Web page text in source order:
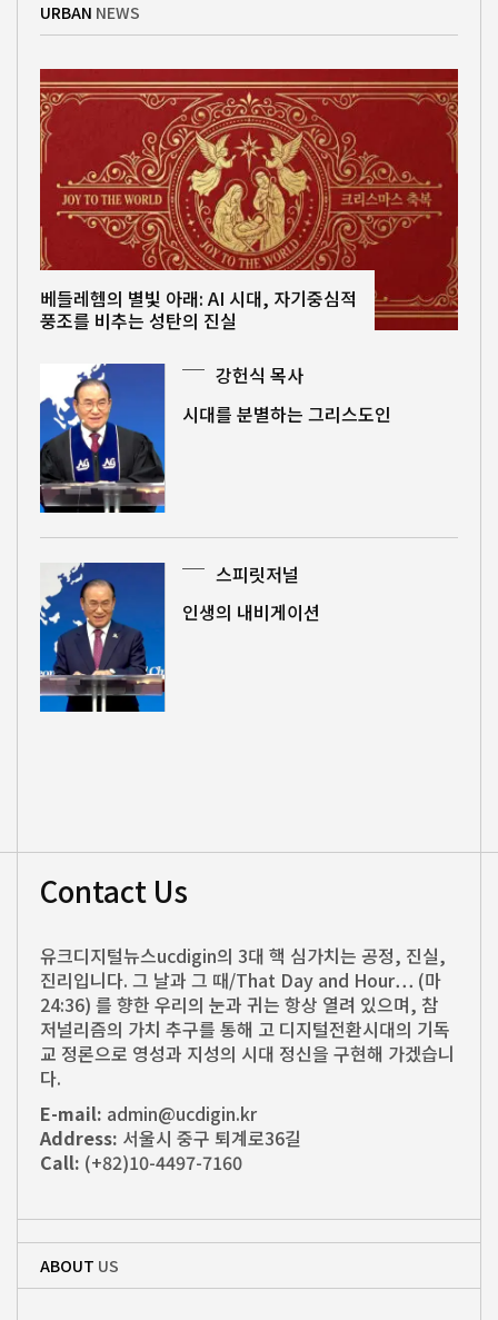
URBAN NEWS
베들레헴의 별빛 아래: AI 시대, 자기중심적
풍조를 비추는 성탄의 진실
강헌식 목사
시대를 분별하는 그리스도인
스피릿저널
인생의 내비게이션
Contact Us
유크디지털뉴스ucdigin의 3대 핵 심가치는 공정, 진실,
진리입니다. 그 날과 그 때/That Day and Hour… (마
24:36) 를 향한 우리의 눈과 귀는 항상 열려 있으며, 참
저널리즘의 가치 추구를 통해 고 디지털전환시대의 기독
교 정론으로 영성과 지성의 시대 정신을 구현해 가겠습니
다.
E-mail: admin@ucdigin.kr
Address: 서울시 중구 퇴계로36길
Call: (+82)10-4497-7160
ABOUT US